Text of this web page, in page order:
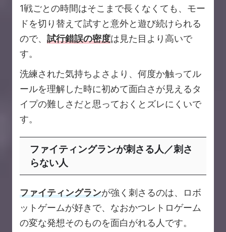
1戦ごとの時間はそこまで長くなくても、モー
ドを切り替えて試すと意外と遊び続けられる
ので、 試行錯誤の密度は見た目より高いで
す。
洗練された気持ちよさより、何度か触ってル
ールを理解した時に初めて面白さが見えるタ
イプの難しさだと思っておくとズレにくいで
す。
ファイティングランが刺さる人／刺さ
らない人
ファイティングランが強く刺さるのは、ロボ
ットゲームが好きで、なおかつレトロゲーム
の変な発想そのものを面白がれる人です。